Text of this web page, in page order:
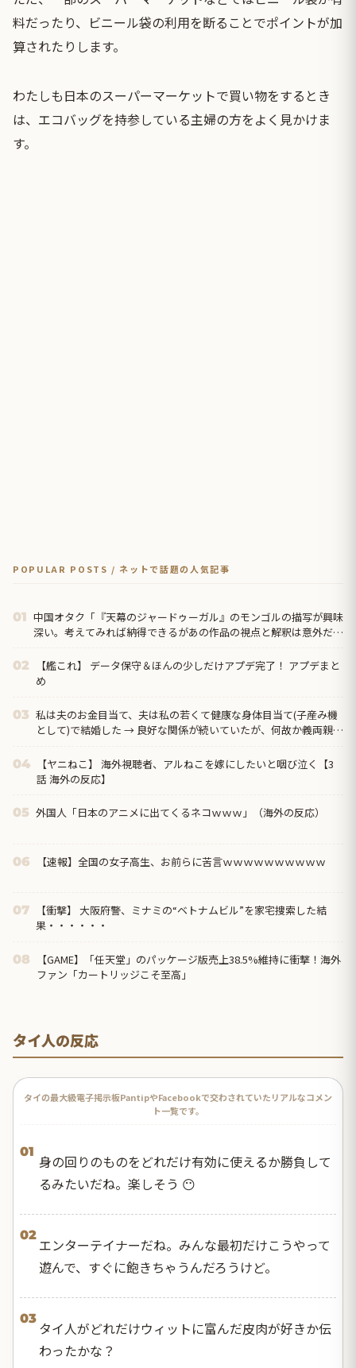
料だったり、ビニール袋の利用を断ることでポイントが加
算されたりします。
わたしも日本のスーパーマーケットで買い物をするとき
は、エコバッグを持参している主婦の方をよく見かけま
す。
POPULAR POSTS / ネットで話題の人気記事
01 中国オタク「『天幕のジャードゥーガル』のモンゴルの描写が興味
深い。考えてみれば納得できるがあの作品の視点と解釈は意外だっ
02
【艦これ】 データ保守＆ほんの少しだけアプデ完了！ アプデまと
め
03 私は夫のお金目当て、夫は私の若くて健康な身体目当て(子産み機
として)で結婚した → 良好な関係が続いていたが、何故か義両親に
04
【ヤニねこ】 海外視聴者、アルねこを嫁にしたいと咽び泣く【3
話 海外の反応】
05 外国人「日本のアニメに出てくるネコｗｗｗ」（海外の反応）
06 【速報】全国の女子高生、お前らに苦言ｗｗｗｗｗｗｗｗｗｗ
07
【衝撃】 大阪府警、ミナミの“ベトナムビル”を家宅捜索した結
果・・・・・・
08
【GAME】「任天堂」のパッケージ版売上38.5%維持に衝撃！海外
ファン「カートリッジこそ至高」
タイ人の反応
タイの最大級電子掲示板PantipやFacebookで交わされていたリアルなコメン
ト一覧です。
01
身の回りのものをどれだけ有効に使えるか勝負して
るみたいだね。楽しそう 😶
02
エンターテイナーだね。みんな最初だけこうやって
遊んで、すぐに飽きちゃうんだろうけど。
03
タイ人がどれだけウィットに富んだ皮肉が好きか伝
わったかな？